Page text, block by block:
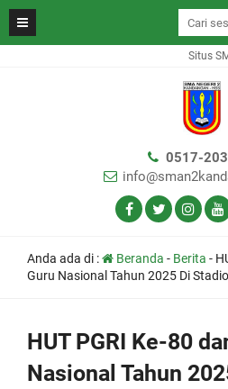
Situs
0517-
Anda ada di : Beranda - Berita -
Guru Nasional Tahun 2025 Di
HUT PGRI Ke-80
Nasional Tahun